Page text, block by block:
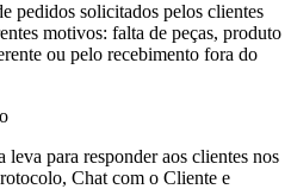
pedidos solicitados pelos clientes
motivos: falta de peças, produto
ou pelo recebimento fora do
para responder aos clientes nos
Chat com o Cliente e